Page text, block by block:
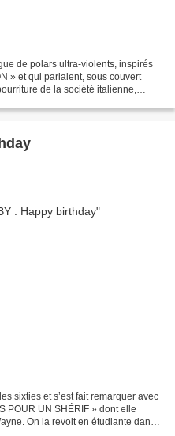
de polars ultra-violents, inspirés
» et qui parlaient, sous couvert
de la société italienne,
sixties et s’est fait remarquer avec
POUR UN SHÉRIF » dont elle
On la revoit en étudiante dans